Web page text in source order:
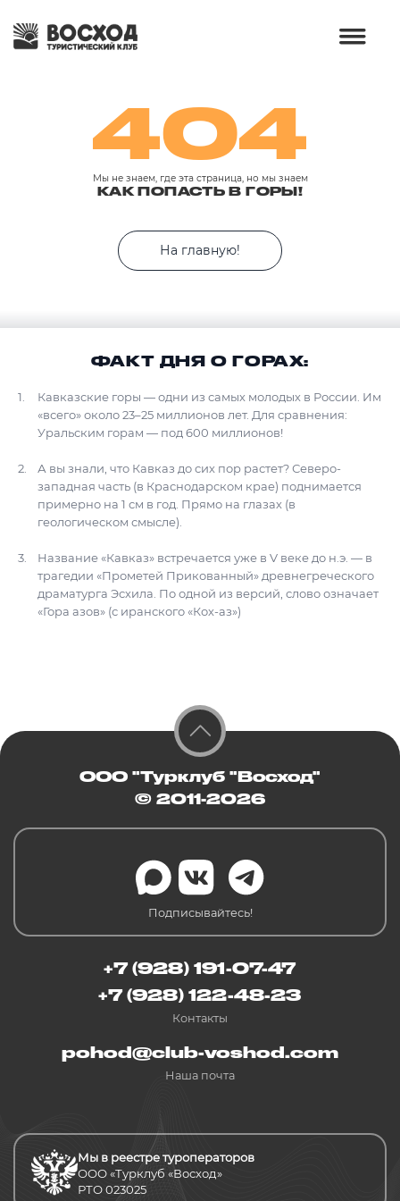
404
Мы не знаем, где эта страница, но мы знаем
КАК ПОПАСТЬ В ГОРЫ!
На главную!
ФАКТ ДНЯ О ГОРАХ:
Кавказские горы — одни из самых молодых в России. Им
«всего» около 23–25 миллионов лет. Для сравнения:
Уральским горам — под 600 миллионов!
А вы знали, что Кавказ до сих пор растет? Северо-
западная часть (в Краснодарском крае) поднимается
примерно на 1 см в год. Прямо на глазах (в
геологическом смысле).
Название «Кавказ» встречается уже в V веке до н.э. — в
трагедии «Прометей Прикованный» древнегреческого
драматурга Эсхила. По одной из версий, слово означает
«Гора азов» (с иранского «Кох-аз»)
ООО "Турклуб "Восход"
© 2011-2026
Подписывайтесь!
+7 (928) 191-07-47
+7 (928) 122-48-23
Контакты
pohod@club-voshod.com
Наша почта
Мы в реестре туроператоров
ООО «Турклуб «Восход»
РТО 023025